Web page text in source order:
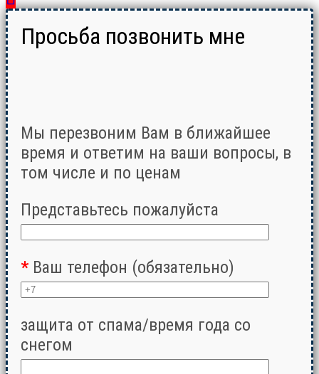
Просьба позвонить мне
Мы перезвоним Вам в ближайшее
время и ответим на ваши вопросы, в
том числе и по ценам
Представьтесь пожалуйста
* Ваш телефон (обязательно)
защита от спама/время года со
снегом